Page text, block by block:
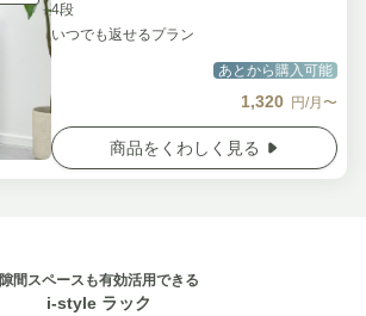
4段
いつでも返せるプラン
あとから購入可能
1,320 円/月〜
商品をくわしく見る
隙間スペースも有効活用できる
i-style ラック